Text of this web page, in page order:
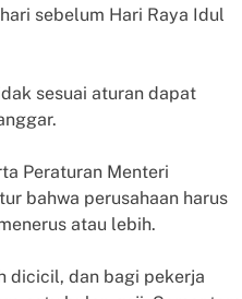
sebelum Hari Raya Idul
sesuai aturan dapat
Peraturan Menteri
bahwa perusahaan harus
atau lebih.
dicicil, dan bagi pekerja